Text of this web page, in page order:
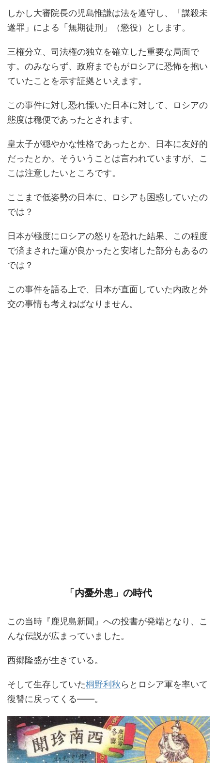
しかし大審院長の児島惟謙は法を遵守し、「謀殺未
遂罪」による「無期徒刑」（懲役）とします。
三権分立、司法権の独立を確立した重要な局面で
す。のみならず、政府までもがロシアに恐怖を抱い
ていたことを示す証拠といえます。
この事件に対し恐れ慄いた日本に対して、ロシアの
態度は穏便であったとされます。
皇太子が穏やかな性格であったとか、日本に友好的
だったとか。そういうことは言われていますが、こ
こは注意したいところです。
ここまで低姿勢の日本に、ロシアも困惑していたの
では？
日本が極度にロシアの怒りを恐れた結果、この程度
で済まされた運が良かったと安堵した部分もあるの
では？
この事件を語る上で、日本が直面していた内政と外
交の事情も考えねばなりません。
「内憂外患」の時代
この当時『鹿児島新聞』への投書が発端となり、こ
んな伝説が広まっていました。
西郷隆盛が生きている。
そして生存していた桐野利秋らとロシア軍を率いて
復讐に戻ってくる――。